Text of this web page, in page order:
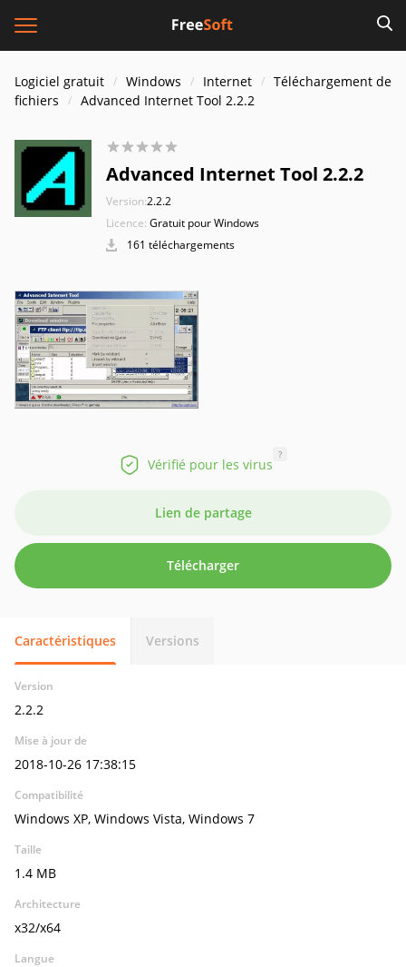
Logiciel gratuit Windows Internet
Téléchargement de
fichiers
Advanced Internet Tool 2.2.2
Advanced Internet Tool 2.2.2
Version:2.2.2
Licence: Gratuit pour Windows
161 téléchargements
Vérifié pour les virus
?
Lien de partage
Télécharger
Caractéristiques Versions
Version
2.2.2
Mise à jour de
2018-10-26 17:38:15
Compatibilité
Windows XP, Windows Vista, Windows 7
Taille
1.4 MB
Architecture
x32/x64
Langue